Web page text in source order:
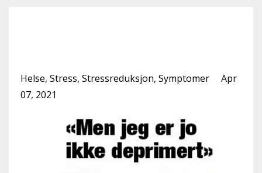
Helse Stress Stressreduksjon Symptomer
Apr
07, 2021